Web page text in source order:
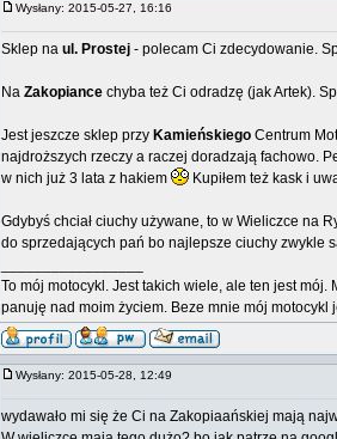
Wysłany: 2015-05-27, 16:16
Sklep na ul. Prostej - polecam Ci zdecydowanie.
Na Zakopiance chyba też Ci odradzę (jak Artek).
Jest jeszcze sklep przy Kamieńskiego Centrum
najdroższych rzeczy a raczej doradzają fachowo.
w nich już 3 lata z hakiem
Kupiłem też kask i
Gdybyś chciał ciuchy używane, to w Wieliczce na
do sprzedających pań bo najlepsze ciuchy zwykle
To mój motocykl. Jest takich wiele, ale ten jest
panuję nad moim życiem. Beze mnie mój motocykl
Wysłany: 2015-05-28, 12:49
wydawało mi się że Ci na Zakopiaańskiej mają